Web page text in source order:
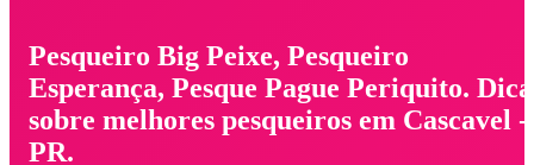
Pesqueiro Big Peixe, Pesqueiro
Esperança, Pesque Pague Periquito.
sobre melhores pesqueiros em Cascavel -
PR.